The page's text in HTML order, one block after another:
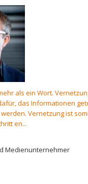
als ein Wort.
das Informationen
Vernetzung ist
en...
Medienunternehmer